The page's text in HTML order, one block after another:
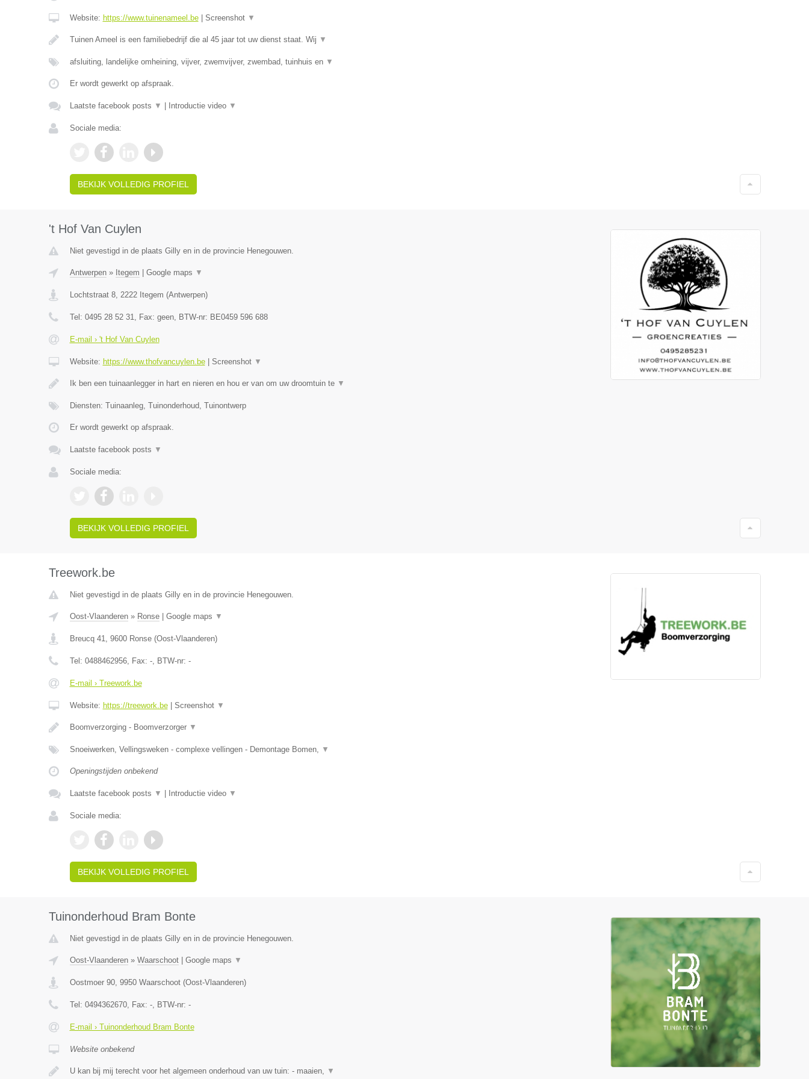
Website: https://www.tuinenameel.be| Screenshot ▼
Tuinen Ameel is een familiebedrijf die al 45 jaar tot uw dienst staat. Wij ▼
afsluiting, landelijke omheining, vijver, zwemvijver, zwembad, tuinhuis en ▼
Er wordt gewerkt op afspraak.
Laatste facebook posts ▼ Introductie video ▼
Sociale media:
BEKIJK VOLLEDIG PROFIEL
't Hof Van Cuylen
Niet gevestigd in de plaats Gilly en in de provincie Henegouwen.
Antwerpen» Itegem Google maps ▼
Lochtstraat 8, 2222 Itegem (Antwerpen)
Tel: 0495 28 52 31, Fax: geen, BTW-nr: BE0459 596 688
E-mail › 't Hof Van Cuylen
Website: https://www.thofvancuylen.be| Screenshot ▼
Ik ben een tuinaanlegger in hart en nieren en hou er van om uw droomtuin te ▼
Diensten: Tuinaanleg, Tuinonderhoud, Tuinontwerp
Er wordt gewerkt op afspraak.
Laatste facebook posts ▼
Sociale media:
BEKIJK VOLLEDIG PROFIEL
Treework.be
Niet gevestigd in de plaats Gilly en in de provincie Henegouwen.
Oost-Vlaanderen» Ronse| Google maps ▼
Breucq 41, 9600 Ronse(Oost-Vlaanderen)
Tel: 0488462956, Fax: -, BTW-nr: -
E-mail › Treework.be
Website: https://treework.be| Screenshot ▼
Boomverzorging - Boomverzorger ▼
Snoeiwerken, Vellingsweken - complexe vellingen - Demontage Bomen, ▼
Openingstijden onbekend
Laatste facebook posts ▼ Introductie video ▼
Sociale media:
BEKIJK VOLLEDIG PROFIEL
Tuinonderhoud Bram Bonte
Niet gevestigd in de plaats Gilly en in de provincie Henegouwen.
Oost-Vlaanderen» Waarschoot| Google maps ▼
Oostmoer 90, 9950 Waarschoot(Oost-Vlaanderen)
Tel: 0494362670, Fax: -, BTW-nr: -
E-mail › Tuinonderhoud Bram Bonte
Website onbekend
U kan bij mij terecht voor het algemeen onderhoud van uw tuin: - maaien, ▼